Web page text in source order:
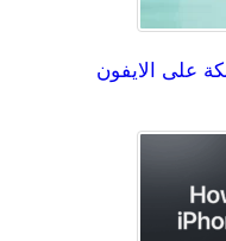
على الايفون